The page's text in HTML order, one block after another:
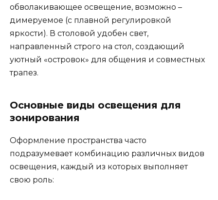
обволакивающее освещение, возможно –
димеруемое (с плавной регулировкой
яркости). В столовой удобен свет,
направленный строго на стол, создающий
уютный «островок» для общения и совместных
трапез.
Основные виды освещения для
зонирования
Оформление пространства часто
подразумевает комбинацию различных видов
освещения, каждый из которых выполняет
свою роль: